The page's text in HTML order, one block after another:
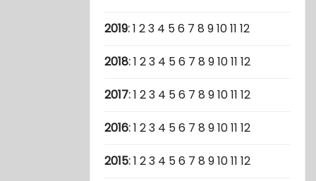
2019:1 23 4 56 7 8 91011 12
2018:1 23 4 56 7 8 91011 12
2017:1 23 4 56 7 8 91011 12
2016:1 23 4 56 7 8 91011 12
2015:1 23 4 56 7 8 91011 12